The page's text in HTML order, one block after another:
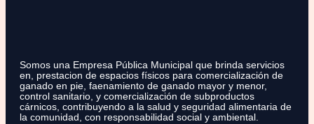
Somos una Empresa Pública Municipal que brinda servicios
en, prestacion de espacios físicos para comercialización de
ganado en pie, faenamiento de ganado mayor y menor,
control sanitario, y comercialización de subproductos
cárnicos, contribuyendo a la salud y seguridad alimentaria de
la comunidad, con responsabilidad social y ambiental.